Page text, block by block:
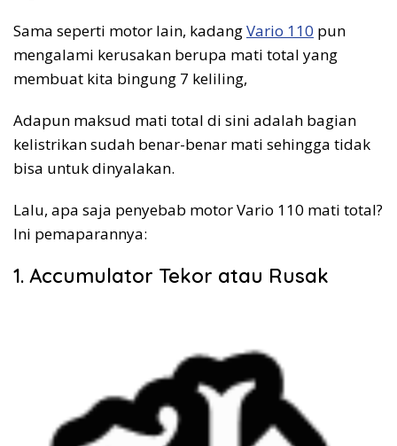
Sama seperti motor lain, kadangVario 110 pun
mengalami kerusakan berupa mati total yang
membuat kita bingung 7 keliling,
Adapun maksud mati total di sini adalah bagian
kelistrikan sudah benar-benar mati sehingga tidak
bisa untuk dinyalakan.
Lalu, apa saja penyebab motor Vario 110 mati total?
Ini pemaparannya:
1. Accumulator Tekor atau Rusak